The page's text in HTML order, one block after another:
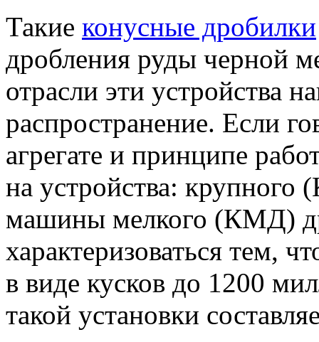
Такие конусные дробилки
дробления руды черной
отрасли эти устройства
распространение. Если
агрегате и принципе
на устройства:
машины мелкого (КМД)
характеризоваться тем,
в виде кусков до 1200
такой установки